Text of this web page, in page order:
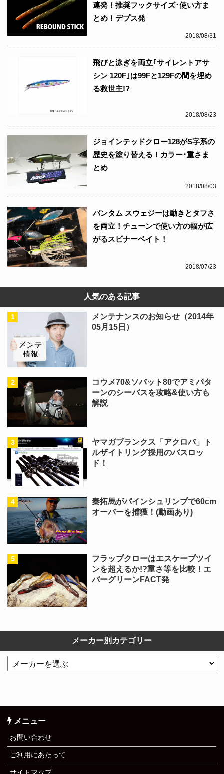
2018/08/31
連発！推奨フックサイズ･使い方ま
とめ！デプス発
2018/08/23
飛びと泳ぎを両立｢サイレントアサ
シン 120F｣は99Fと129Fの間を埋め
る救世主!?
2018/08/03
ジョインテッドクロー128がS字系の
歴史を塗り替える！カラー･重さま
とめ
2018/07/23
バンタム スウェジーは動きとタフさ
を両立！チューンで使い方の幅が広
がるスピナーベイト！
人気のある記事
メンテナンスのお知らせ（2014年
05月15日）
コウメ70&ソバット80でアミパタ
ーンのシーバスを攻略&使い方も
解説
ヤマガブランクス「アクロバ」ト
ルザイトリング採用のバスロッ
ド！
秦拓馬がパインシュリンプで60cm
オーバーを捕獲！(動画あり)
フラップクローはエスケープツイ
ンを超えるか!?重さ等を比較！エ
バーグリーンFACT発
メーカー別カテゴリー
メニュー
お問い合わせ
ご利用にあたって